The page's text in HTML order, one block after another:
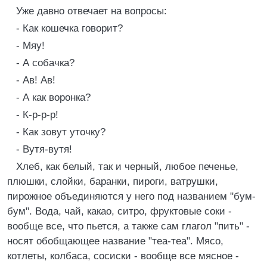
Уже давно отвечает на вопросы:
- Как кошечка говорит?
- Мяу!
- А собачка?
- Ав! Ав!
- А как воронка?
- К-р-р-р!
- Как зовут уточку?
- Вутя-вутя!
Хлеб, как белый, так и черный, любое печенье,
плюшки, слойки, баранки, пироги, ватрушки,
пирожное объединяются у него под названием "бум-
бум". Вода, чай, какао, ситро, фруктовые соки -
вообще все, что пьется, а также сам глагол "пить" -
носят обобщающее название "теа-теа". Мясо,
котлеты, колбаса, сосиски - вообще все мясное -